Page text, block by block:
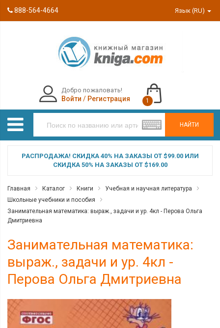
888-564-4664 Язык (RU)
НАЙТИ
Добро пожаловать!
Войти / Регистрация 1
РАСПРОДАЖА! СКИДКА 40% НА ЗАКАЗЫ ОТ $99.00 ИЛИ
СКИДКА 50% НА ЗАКАЗЫ ОТ $169.00
Главная Каталог Книги
Учебная и научная литература
Школьные учебники и пособия
Занимательная математика: выраж., задачи и ур. 4кл - Перова Ольга
Дмитриевна
Занимательная математика:
выраж., задачи и ур. 4кл -
Перова Ольга Дмитриевна